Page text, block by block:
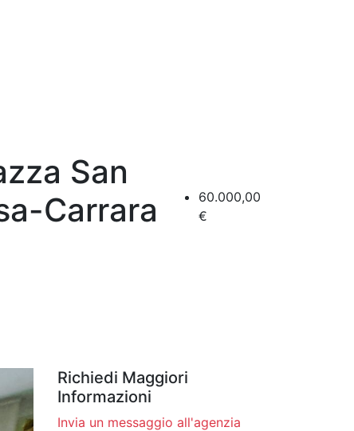
San
Carrara
60.000,00
€
Richiedi Maggiori
Informazioni
Invia un messaggio all'agenzia